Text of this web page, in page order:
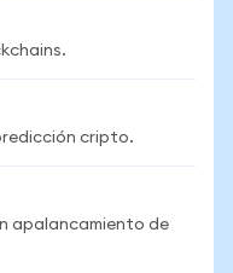
cripto.
apalancamiento de